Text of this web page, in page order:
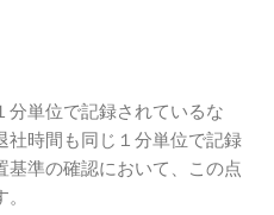
単位で記録されているな
社時間も同じ１分単位で記録
基準の確認において、この点